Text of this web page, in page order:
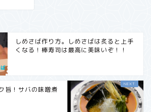
しめさば作り方。しめさばは炙ると上手
くなる！棒寿司は最高に美味いぞ！！
旨！サバの味噌煮